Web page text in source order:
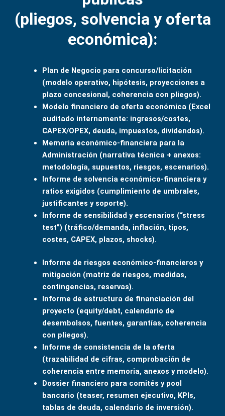
(pliegos, solvencia y oferta
económica):
Plan de Negocio para concurso/licitación
(modelo operativo, hipótesis, proyecciones a
plazo concesional, coherencia con pliegos).
Modelo financiero de oferta económica (Excel
auditado internamente: ingresos/costes,
CAPEX/OPEX, deuda, impuestos, dividendos).
Memoria económico-financiera para la
Administración (narrativa técnica + anexos:
metodología, supuestos, riesgos, escenarios).
Informe de solvencia económico-financiera y
ratios exigidos (cumplimiento de umbrales,
justificantes y soporte).
Informe de sensibilidad y escenarios (“stress
test”) (tráfico/demanda, inflación, tipos,
costes, CAPEX, plazos, shocks).
Informe de riesgos económico-financieros y
mitigación (matriz de riesgos, medidas,
contingencias, reservas).
Informe de estructura de financiación del
proyecto (equity/debt, calendario de
desembolsos, fuentes, garantías, coherencia
con pliegos).
Informe de consistencia de la oferta
(trazabilidad de cifras, comprobación de
coherencia entre memoria, anexos y modelo).
Dossier financiero para comités y pool
bancario (teaser, resumen ejecutivo, KPIs,
tablas de deuda, calendario de inversión).